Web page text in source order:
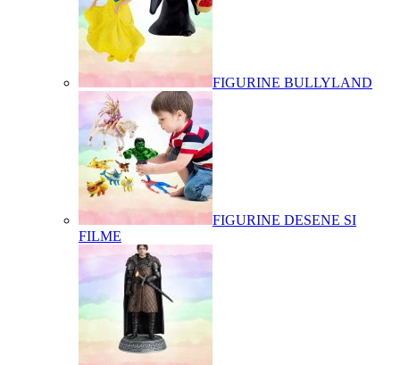
FIGURINE BULLYLAND
FIGURINE DESENE SI
FILME